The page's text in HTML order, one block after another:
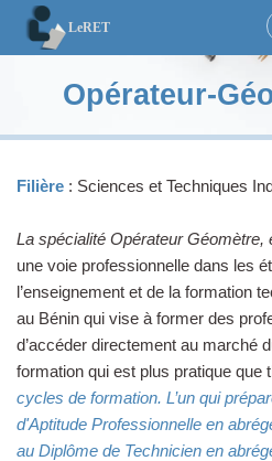
LeRET
LeRET
Blog
Faire
Opérateur-
Filière : Sciences et Techniques
La spécialité Opérateur Géomètre,
une voie professionnelle dans les
l’enseignement et de la formation
au Bénin qui vise à former des
d’accéder directement au marché
formation qui est plus pratique que
cycles de formation. L’un qui
d'Aptitude Professionnelle en
au Diplôme de Technicien en